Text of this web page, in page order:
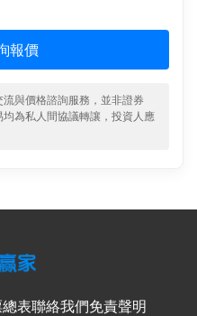
報價
與價格諮詢服務，並非證券
為私人間協議轉讓，投資人應
表聯絡我們免責聲明